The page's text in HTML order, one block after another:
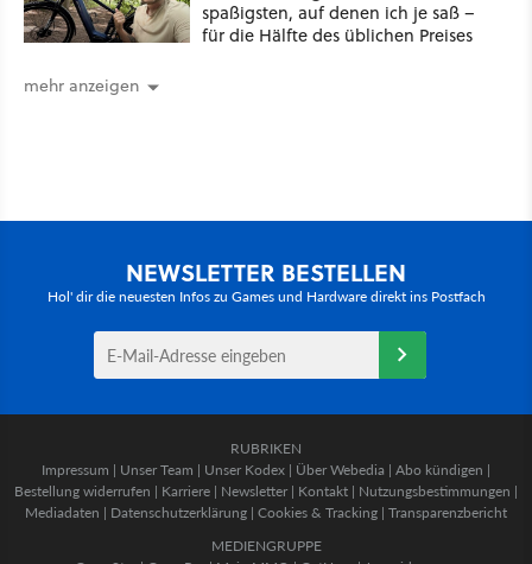
spaßigsten, auf denen ich je saß –
für die Hälfte des üblichen Preises
mehr anzeigen
NEWSLETTER BESTELLEN
Hol' dir die neuesten Infos zu Games und Hardware direkt ins Postfach
RUBRIKEN
Impressum | Unser Team | Unser Kodex | Über Webedia | Abo kündigen |
Bestellung widerrufen | Karriere | Newsletter | Kontakt | Nutzungsbestimmungen |
Mediadaten | Datenschutzerklärung | Cookies & Tracking | Transparenzbericht
MEDIENGRUPPE